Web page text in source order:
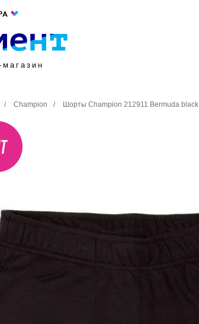
/ Champion / Шорты Champion 212911 Bermuda black